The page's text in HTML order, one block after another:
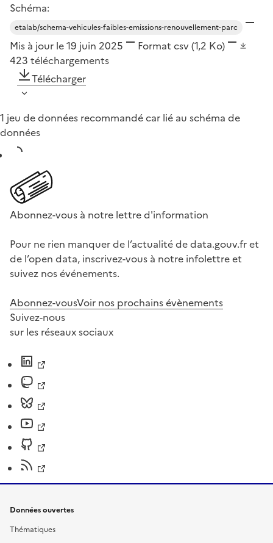
Schéma:
etalab/schema-vehicules-faibles-emissions-renouvellement-parc
Mis à jour le 19 juin 2025 Format csv(1,2 Ko)
423 téléchargements
Télécharger
1 jeu de données recommandé car lié au schéma de
données
Abonnez-vous à notre lettre d'information
Pour ne rien manquer de l’actualité de data.gouv.fr et
de l’open data, inscrivez-vous à notre infolettre et
suivez nos événements.
Abonnez-vousVoir nos prochains évènements
Suivez-nous
sur les réseaux sociaux
Données ouvertes
Thématiques